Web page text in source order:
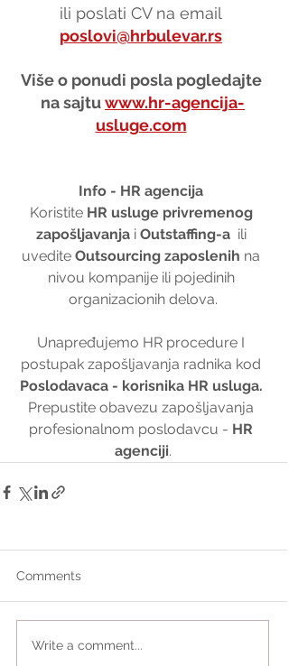
ili poslati CV na email
poslovi@hrbulevar.rs
Više o ponudi posla pogledajte
na sajtu www.hr-agencija-
usluge.com
Info - HR agencija
Koristite HR usluge privremenog
zapošljavanja i Outstaffing-a
  ili
uvedite Outsourcing zaposlenih na
nivou kompanije ili pojedinih
organizacionih delova.
Unapređujemo HR procedure I
postupak zapošljavanja radnika kod
Poslodavaca - korisnika HR usluga.
Prepustite obavezu zapošljavanja
profesionalnom poslodavcu - HR
agenciji.
Comments
Write a comment...